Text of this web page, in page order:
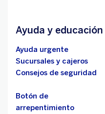
Ayuda y educación
Ayuda urgente
Sucursales y cajeros
Consejos de seguridad
Botón de
arrepentimiento